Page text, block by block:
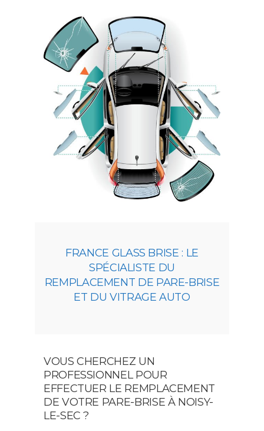
FRANCE GLASS BRISE : LE
SPÉCIALISTE DU
REMPLACEMENT DE PARE-BRISE
ET DU VITRAGE AUTO
VOUS CHERCHEZ UN
PROFESSIONNEL POUR
EFFECTUER LE REMPLACEMENT
DE VOTRE PARE-BRISE À NOISY-
LE-SEC ?